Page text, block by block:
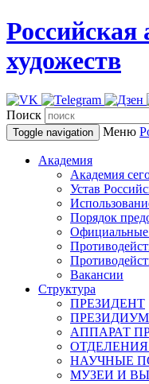
Российская
художеств
Поиск
Toggle navigation Меню
Академия
Академия
Устав
Порядок
Вакансии
Структура
ПРЕЗИДЕНТ
ПРЕЗИДИУМ
АППАРАТ
ОТДЕЛЕНИЯ
НАУЧНЫЕ
МУЗЕИ И